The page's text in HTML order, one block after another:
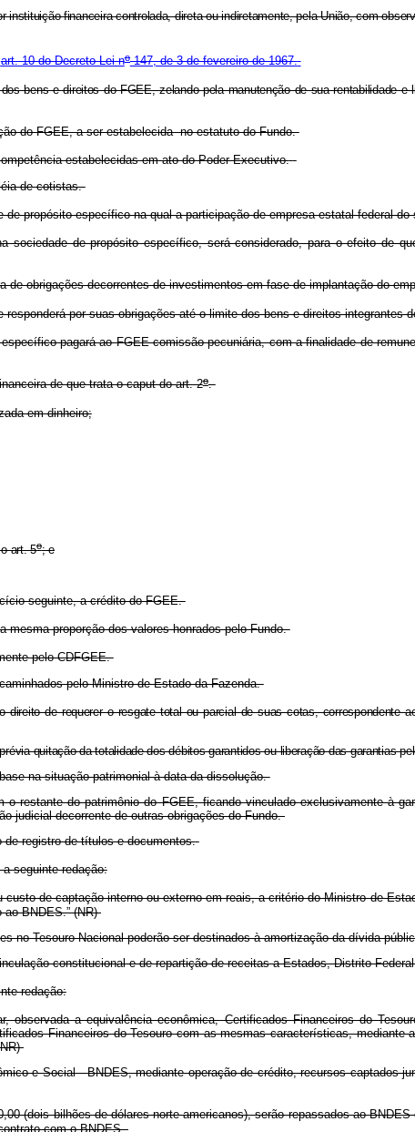
financeira controlada, direta ou indiretamente, pela União, com
art. 10 do Decreto-Lei no147, de 3 de fevereiro de 1967.
bens e direitos do FGEE, zelando pela manutenção de sua rentabilidade e
do FGEE, a ser estabelecida no estatuto do Fundo.
estabelecidas em ato do Poder Executivo.
de cotistas.
propósito específico na qual a participação de empresa estatal federal
de propósito específico, será considerado, para o efeito de
de obrigações decorrentes de investimentos em fase de implantação do
por suas obrigações até o limite dos bens e direitos integrantes
pagará ao FGEE comissão pecuniária, com a finalidade de
de que trata o caput do art. 2o.
em dinheiro;
art. 5o; e
seguinte, a crédito do FGEE.
mesma proporção dos valores honrados pelo Fundo.
pelo CDFGEE.
pelo Ministro de Estado da Fazenda.
de requerer o resgate total ou parcial de suas cotas, correspondente
quitação da totalidade dos débitos garantidos ou liberação das garantias
na situação patrimonial à data da dissolução.
restante do patrimônio do FGEE, ficando vinculado exclusivamente à
judicial decorrente de outras obrigações do Fundo.
registro de títulos e documentos.
seguinte redação:
de captação interno ou externo em reais, a critério do Ministro de
ao BNDES.” (NR)
Tesouro Nacional poderão ser destinados à amortização da dívida
constitucional e de repartição de receitas a Estados, Distrito
redação:
a equivalência econômica, Certificados Financeiros do
Financeiros do Tesouro com as mesmas características, mediante
e Social - BNDES, mediante operação de crédito, recursos captados
(dois bilhões de dólares norte-americanos), serão repassados ao
com o BNDES.